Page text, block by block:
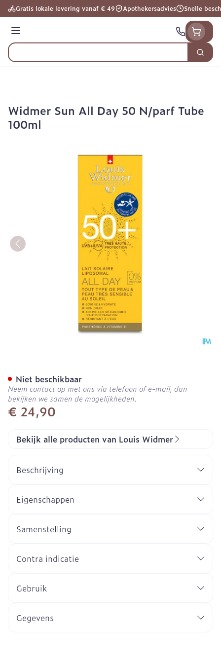
Ga naar de inhoud
Gratis lokale levering vanaf € 49 Apothekersadvies Snelle
Menu
Product, merk, categorie...
Zoek
Widmer Sun All Day 50 N/parf Tube
100ml
€ 24,90
Niet beschikbaar
Neem contact op met ons via telefoon of e-mail, dan
bekijken we samen de mogelijkheden.
Bekijk alle producten van Louis Widmer
Beschrijving
Eigenschappen
Samenstelling
Contra indicatie
Gebruik
Gegevens